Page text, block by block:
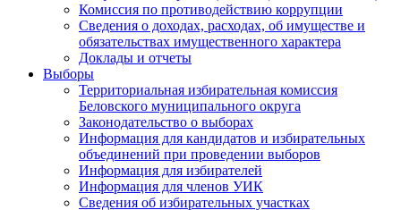
Комиссия по противодействию коррупции
Сведения о доходах, расходах, об имуществе и
обязательствах имущественного характера
Доклады и отчеты
Выборы
Территориальная избирательная комиссия
Беловского муниципального округа
Законодательство о выборах
Информация для кандидатов и избирательных
объединений при проведении выборов
Информация для избирателей
Информация для членов УИК
Сведения об избирательных участках